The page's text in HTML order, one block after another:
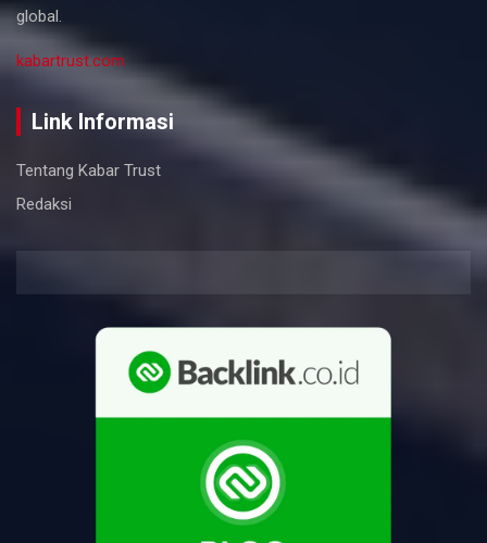
global.
kabartrust.com
Link Informasi
Tentang Kabar Trust
Redaksi